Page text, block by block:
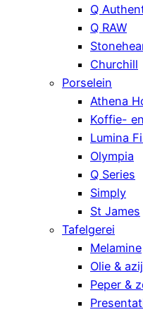
Q
Q RAW
Churchill
Porselein
Athena
Koffie-
Lumina
Olympia
Q Series
Simply
St James
Tafelgerei
Melamine
Olie &
Peper &